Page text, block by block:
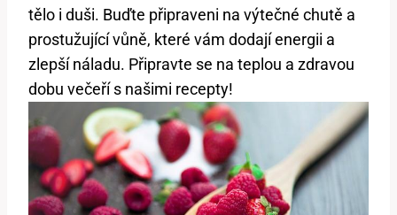
tělo i duši. Buďte připraveni na výtečné chutě a
prostužující vůně, které vám dodají energii a
zlepší náladu. Připravte se na teplou a zdravou
dobu večeří s našimi recepty!